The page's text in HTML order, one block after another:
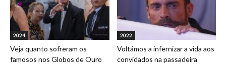
2024
Veja quanto sofreram os
famosos nos Globos de Ouro
2022
Voltámos a infernizar a vida aos
convidados na passadeira